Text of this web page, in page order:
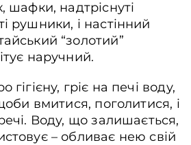
шафки, надтріснуті
рушники, і настінний
“золотий”
наручний.
гігієну, гріє на печі воду,
вмитися, поголитися, і
Воду, що залишається,
– обливає нею свій